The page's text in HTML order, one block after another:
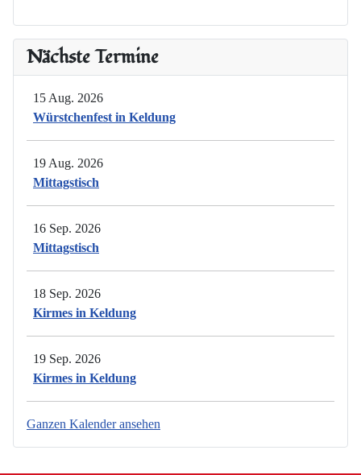
Nächste Termine
15 Aug. 2026
Würstchenfest in Keldung
19 Aug. 2026
Mittagstisch
16 Sep. 2026
Mittagstisch
18 Sep. 2026
Kirmes in Keldung
19 Sep. 2026
Kirmes in Keldung
Ganzen Kalender ansehen